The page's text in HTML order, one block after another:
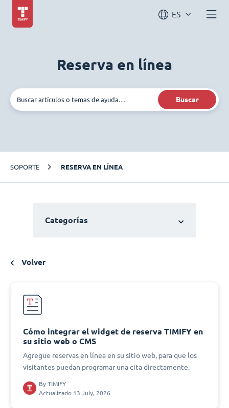
ES
Reserva en línea
Buscar
SOPORTE RESERVA EN LÍNEA
Categorías
Volver
Cómo integrar el widget de reserva TIMIFY en
su sitio web o CMS
Agregue reservas en línea en su sitio web, para que los
visitantes puedan programar una cita directamente.
By TIMIFY
Actualizado 13 July, 2026